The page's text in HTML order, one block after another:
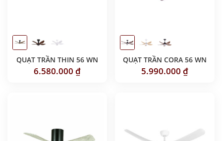
QUẠT TRẦN THIN 56 WN
6.580.000 ₫
QUẠT TRẦN CORA 56 WN
5.990.000 ₫